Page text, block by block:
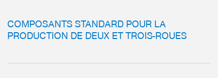
COMPOSANTS STANDARD POUR LA
PRODUCTION DE DEUX ET TROIS-ROUES